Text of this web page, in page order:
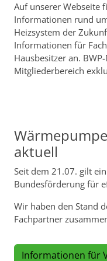
Auf unserer Webseite
Informationen rund
Heizsystem der
Informationen für
Hausbesitzer an.
Mitgliederbereich
aktuell
Seit dem 21.07. gilt
Bundesförderung für
Wir haben den Stand
Fachpartner
Informationen für